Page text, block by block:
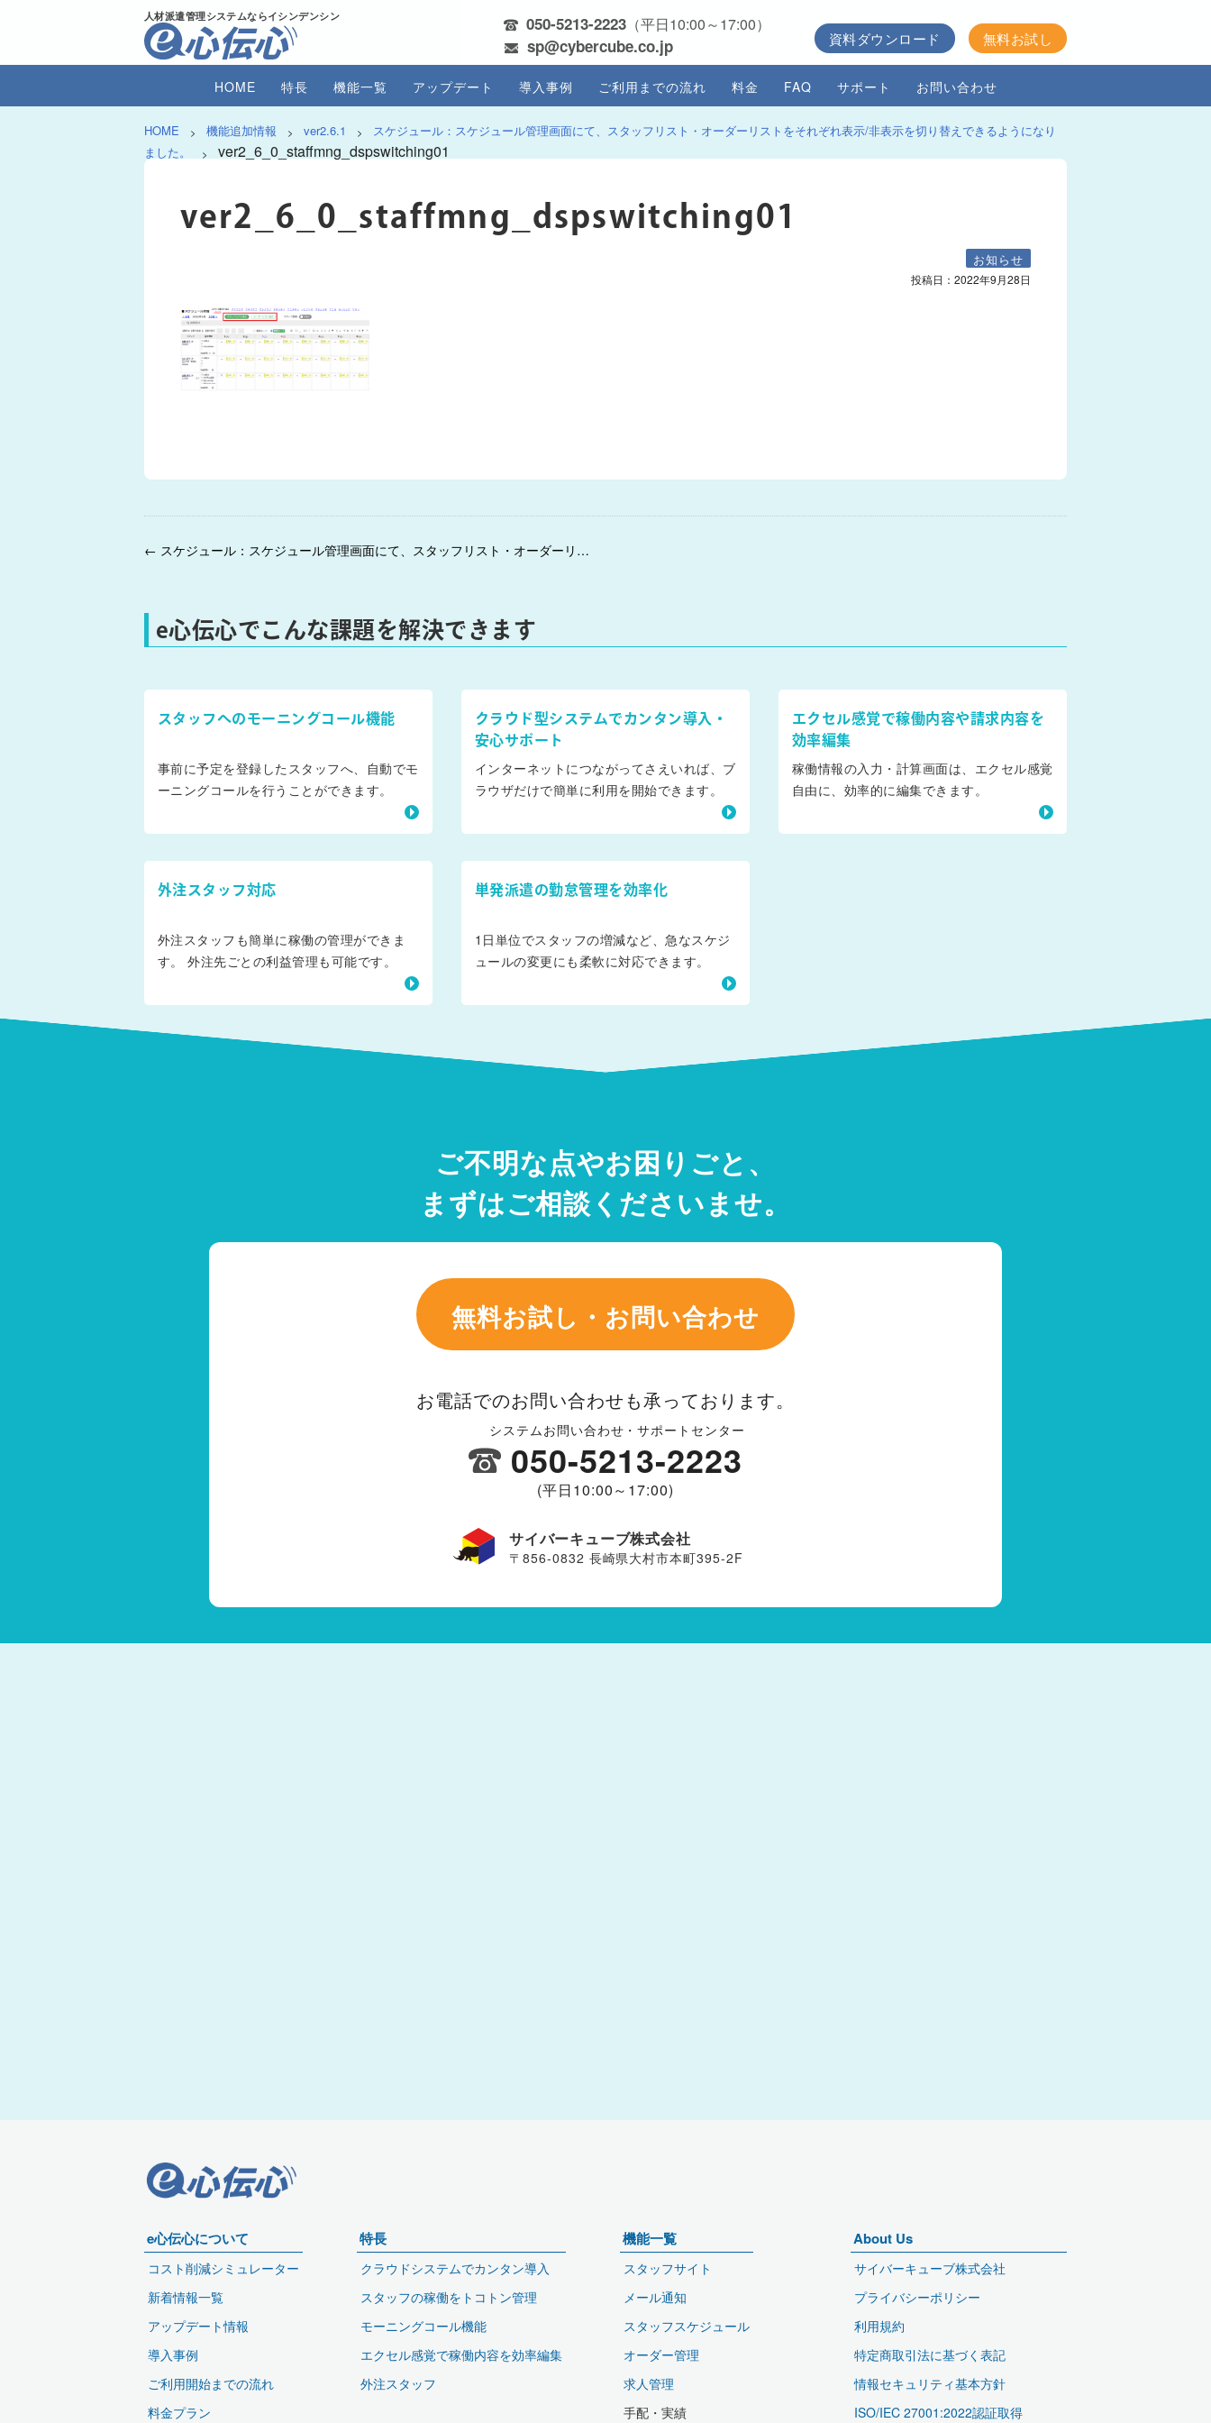
人材派遣管理システムならイシンデンシン 050-5213-2223 （平日10:00～17:00）
sp@cybercube.co.jp 資料ダウンロード 無料お試し
HOME 特長 機能一覧 アップデート 導入事例 ご利用までの流れ 料金 FAQ サポート お問い合わせ
HOME > 機能追加情報 > ver2.6.1 >
スケジュール：スケジュール管理画面にて、スタッフリスト・オーダーリストをそれぞれ表示/非表示を切り替えできるようになり
ました。
> ver2_6_0_staffmng_dspswitching01
ver2_6_0_staffmng_dspswitching01
お知らせ
投稿日： 2022年9月28日
← スケジュール：スケジュール管理画面にて、スタッフリスト・オーダーリストをそれぞれ表示/非表示を切り替えできるようになりました。
e心伝心でこんな課題を解決できます
スタッフへのモーニングコール機能
事前に予定を登録したスタッフへ、自動でモ
ーニングコールを行うことができます。
クラウド型システムでカンタン導入・
安心サポート
インターネットにつながってさえいれば、ブ
ラウザだけで簡単に利用を開始できます。
エクセル感覚で稼働内容や請求内容を
効率編集
稼働情報の入力・計算画面は、エクセル感覚
自由に、効率的に編集できます。
外注スタッフ対応
外注スタッフも簡単に稼働の管理ができま
す。 外注先ごとの利益管理も可能です。
単発派遣の勤怠管理を効率化
1日単位でスタッフの増減など、急なスケジ
ュールの変更にも柔軟に対応できます。
ご不明な点やお困りごと、
まずはご相談くださいませ。
無料お試し・お問い合わせ
お電話でのお問い合わせも承っております。
システムお問い合わせ・サポートセンター
050-5213-2223
(平日10:00～17:00)
サイバーキューブ株式会社
〒856-0832 長崎県大村市本町395-2F
e心伝心について
コスト削減シミュレーター
新着情報一覧
アップデート情報
導入事例
ご利用開始までの流れ
料金プラン
特長
クラウドシステムでカンタン導入
スタッフの稼働をトコトン管理
モーニングコール機能
エクセル感覚で稼働内容を効率編集
外注スタッフ
機能一覧
スタッフサイト
メール通知
スタッフスケジュール
オーダー管理
求人管理
手配・実績
About Us
サイバーキューブ株式会社
プライバシーポリシー
利用規約
特定商取引法に基づく表記
情報セキュリティ基本方針
ISO/IEC 27001:2022認証取得